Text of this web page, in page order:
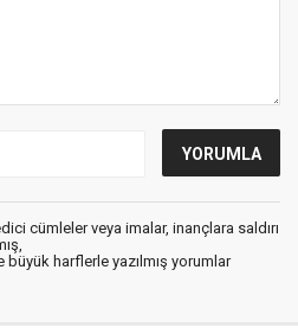
cümleler veya imalar, inançlara saldırı
büyük harflerle yazılmış yorumlar